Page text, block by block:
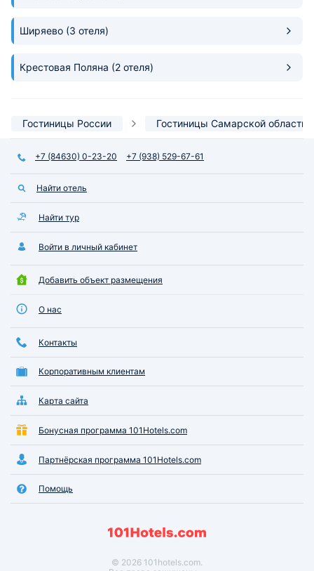
Ширяево (3 отеля)
Крестовая Поляна (2 отеля)
Гостиницы России Гостиницы Самарской области
+7 (84630) 0-23-20 +7 (938) 529-67-61
Найти отель
Найти тур
Войти в личный кабинет
Добавить объект размещения
О нас
Контакты
Корпоративным клиентам
Карта сайта
Бонусная программа 101Hotels.com
Партнёрская программа 101Hotels.com
Помощь
© 2026 101hotels.com.